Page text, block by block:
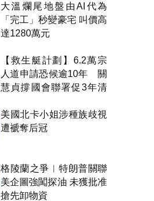
大溫爛尾地盤由AI代為
「完工」秒變豪宅 叫價高
達1280萬元
【救生艇計劃】6.2萬宗
人道申請恐候逾10年 關
慧貞撐國會聯署促3年清
美國北卡小姐涉種族歧視
遭褫奪后冠
格陵蘭之爭︱特朗普關聯
美企圖強闖探油 未獲批准
搶先卸物資